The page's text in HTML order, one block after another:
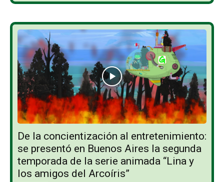
De la concientización al entretenimiento:
se presentó en Buenos Aires la segunda
temporada de la serie animada “Lina y
los amigos del Arcoíris”